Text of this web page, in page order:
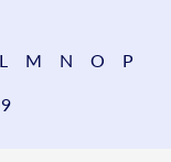
L M N O P